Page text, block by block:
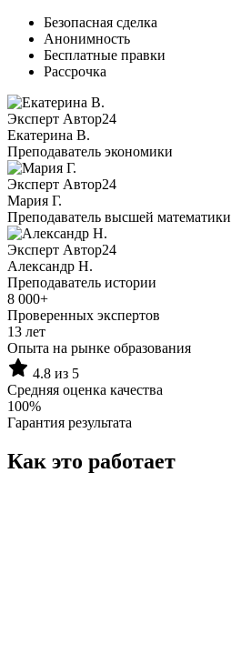
Безопасная сделка
Анонимность
Бесплатные правки
Рассрочка
Эксперт Автор24
Екатерина B.
Преподаватель экономики
Эксперт Автор24
Мария Г.
Преподаватель высшей математики
Эксперт Автор24
Александр Н.
Преподаватель истории
8 000+
Проверенных экспертов
13 лет
Опыта на рынке образования
4.8 из 5
Средняя оценка качества
100%
Гарантия результата
Как это работает